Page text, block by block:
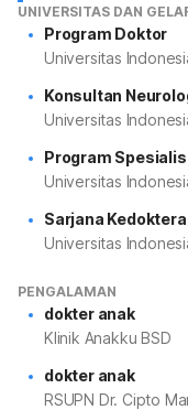
UNIVERSITAS DAN
Program Doktor
Universitas
Konsultan
Universitas
Program
Universitas
Sarjana
Universitas
PENGALAMAN
dokter anak
Klinik Anakku BSD
dokter anak
RSUPN Dr. Cipto